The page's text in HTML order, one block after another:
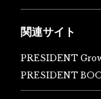
関連サイト
PRESIDENT
PRESIDENT